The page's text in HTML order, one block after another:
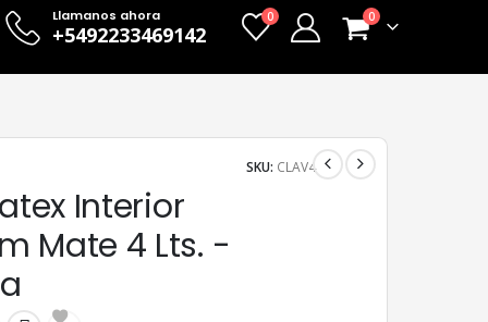
Llamanos ahora
+5492233469142
0 0
Interior
Mate 4 Lts. -
SKU: CLAV4